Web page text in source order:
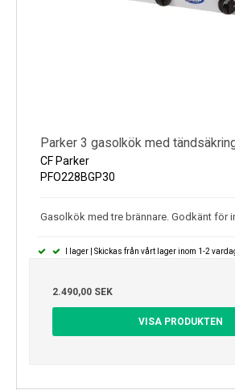
Parker 3 gasolkök med
CF Parker
PFO228BGP30
Gasolkök med tre brännare. Godkänt för
I lager | Skickas från vårt lager inom 1-2
2.490,00 SEK
VISA PRODUKTEN